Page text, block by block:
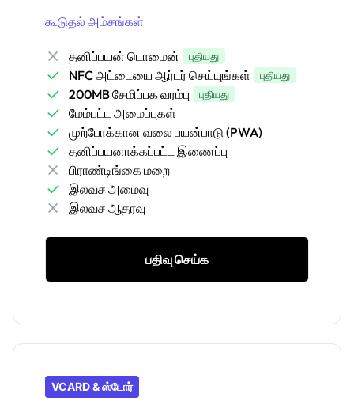
கூடுதல் அம்சங்கள்
தனிப்பயன் டொமைன் புதியது
NFC அட்டையை ஆர்டர் செய்யுங்கள் புதியது
200MB சேமிப்பக வரம்பு புதியது
மேம்பட்ட அமைப்புகள்
முற்போக்கான வலை பயன்பாடு (PWA)
தனிப்பயனாக்கப்பட்ட இணைப்பு
பிராண்டிங்கை மறை
இலவச அமைவு
இலவச ஆதரவு
பதிவு செய்க
VCARD & ஸ்டோர்